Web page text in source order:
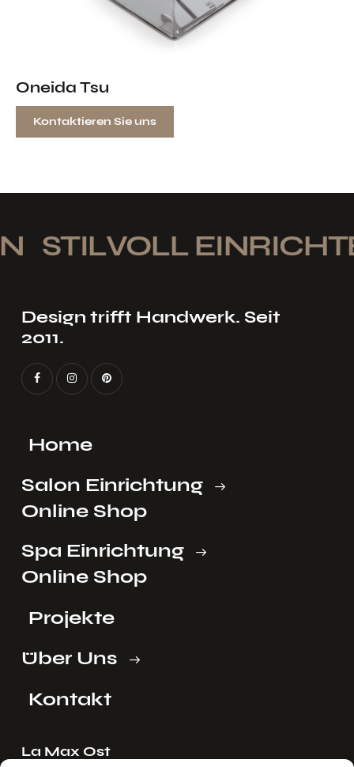
Oneida Tsu
Kontaktieren Sie uns
STILVOLL
Design trifft Handwerk. Seit
2011.
Home
Salon Einrichtung
Online Shop
Spa Einrichtung
Online Shop
Projekte
Über Uns
Kontakt
La Max Ost